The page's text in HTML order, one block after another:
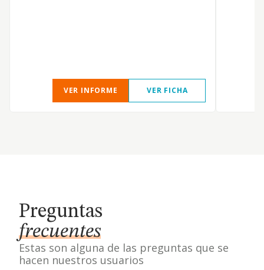
VER INFORME VER FICHA
Preguntas
frecuentes
Estas son alguna de las preguntas que se
hacen nuestros usuarios